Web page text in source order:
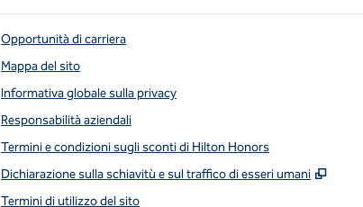
Opportunità di carriera
Mappa del sito
Informativa globale sulla privacy
Responsabilità aziendali
Termini e condizioni sugli sconti di Hilton Honors
Dichiarazione sulla schiavitù e sul traffico di esseri umani
,
Termini di utilizzo del sito